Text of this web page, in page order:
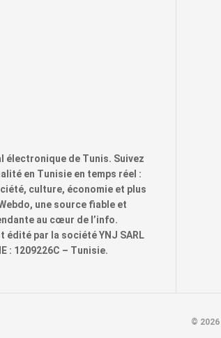
électronique de Tunis. Suivez
en Tunisie en temps réel :
culture, économie et plus
une source fiable et
au cœur de l’info.
édité par la société YNJ SARL
: 1209226C – Tunisie.
© 2026